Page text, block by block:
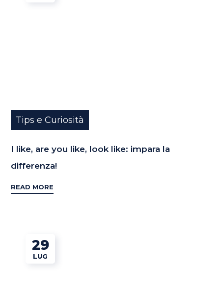
Tips e Curiosità
I like, are you like, look like: impara la
differenza!
READ MORE
29
LUG